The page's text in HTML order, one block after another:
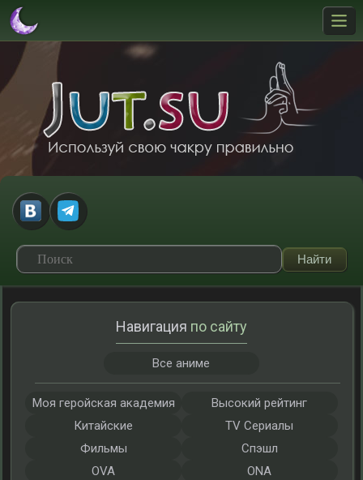
Навигация по сайту
Все аниме
Моя геройская академия
Высокий рейтинг
Китайские
TV Сериалы
Фильмы
Спэшл
OVA
ONA